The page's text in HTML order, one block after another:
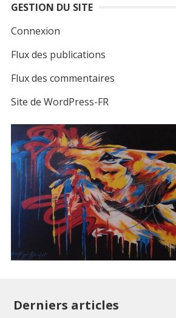
GESTION DU SITE
Connexion
Flux des publications
Flux des commentaires
Site de WordPress-FR
Derniers articles